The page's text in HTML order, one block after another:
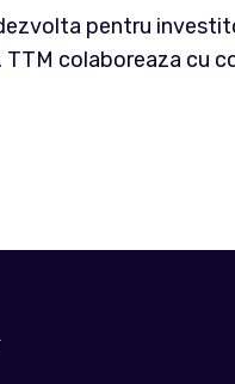
pentru
colaboreaza cu